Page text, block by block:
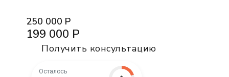
250 000 Р
199 000 Р
Получить консультацию
Осталось